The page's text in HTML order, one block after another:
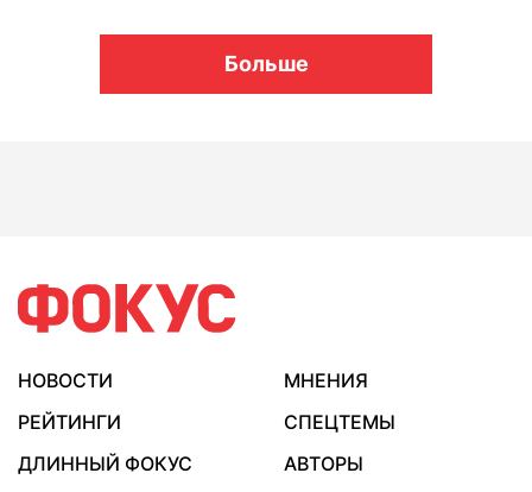
Больше
НОВОСТИ
МНЕНИЯ
РЕЙТИНГИ
СПЕЦТЕМЫ
ДЛИННЫЙ ФОКУС
АВТОРЫ